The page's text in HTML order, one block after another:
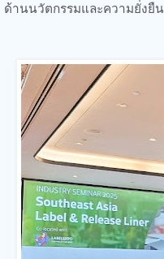
ด้านนวัตกรรมและความยั่งยืน